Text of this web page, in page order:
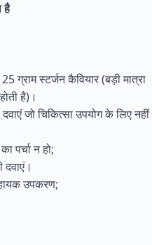
है
स्टर्जन कैवियार (बड़ी मात्रा
है)।
जो चिकित्सा उपयोग के लिए नहीं
पर्चा न हो;
दवाएं।
उपकरण;